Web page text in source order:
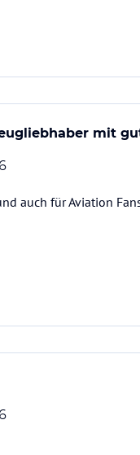
mit
auch für Aviation